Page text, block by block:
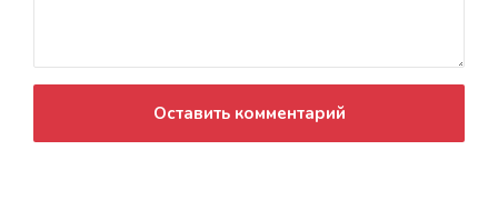
Оставить комментарий